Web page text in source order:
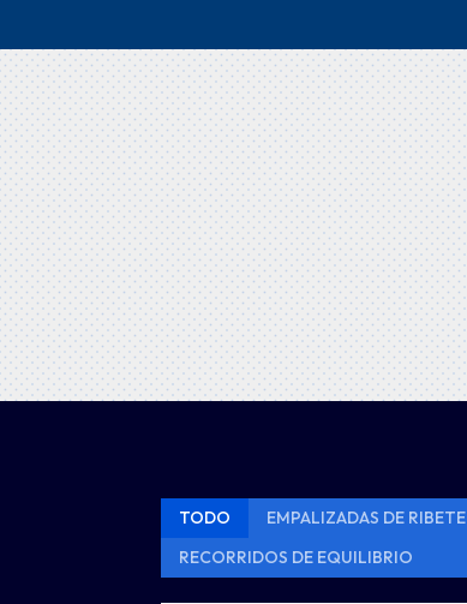
TODO EMPALIZADAS DE RIBETE
RECORRIDOS DE EQUILIBRIO